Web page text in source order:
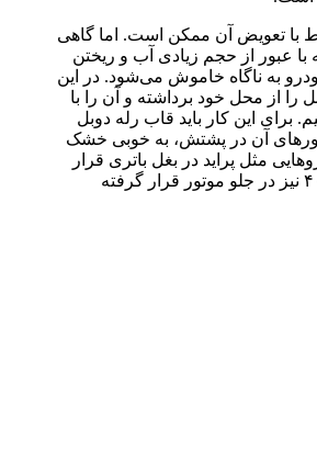
با تعویض آن ممکن است. اما گاهی
با عبور از حجم زیادی آب و ریختن
به ناگاه خاموش می‌شود. در این
از محل خود برداشته و آن را با
برای این کار باید قاب رله دوبل
آن در پشتش، به خوبی خشک
مثل پراید در بغل باتری قرار
دارد و در خانواده پژو ۴۰۵ نیز در جلو موتور قرار گرفته